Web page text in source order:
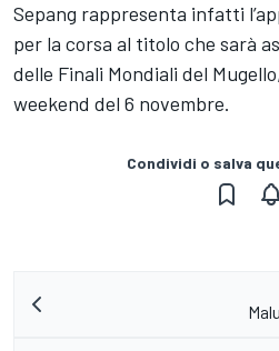
Sepang rappresenta infatti
per la corsa al titolo che sarà
delle Finali Mondiali del
weekend del 6 novembre.
Condividi o salva